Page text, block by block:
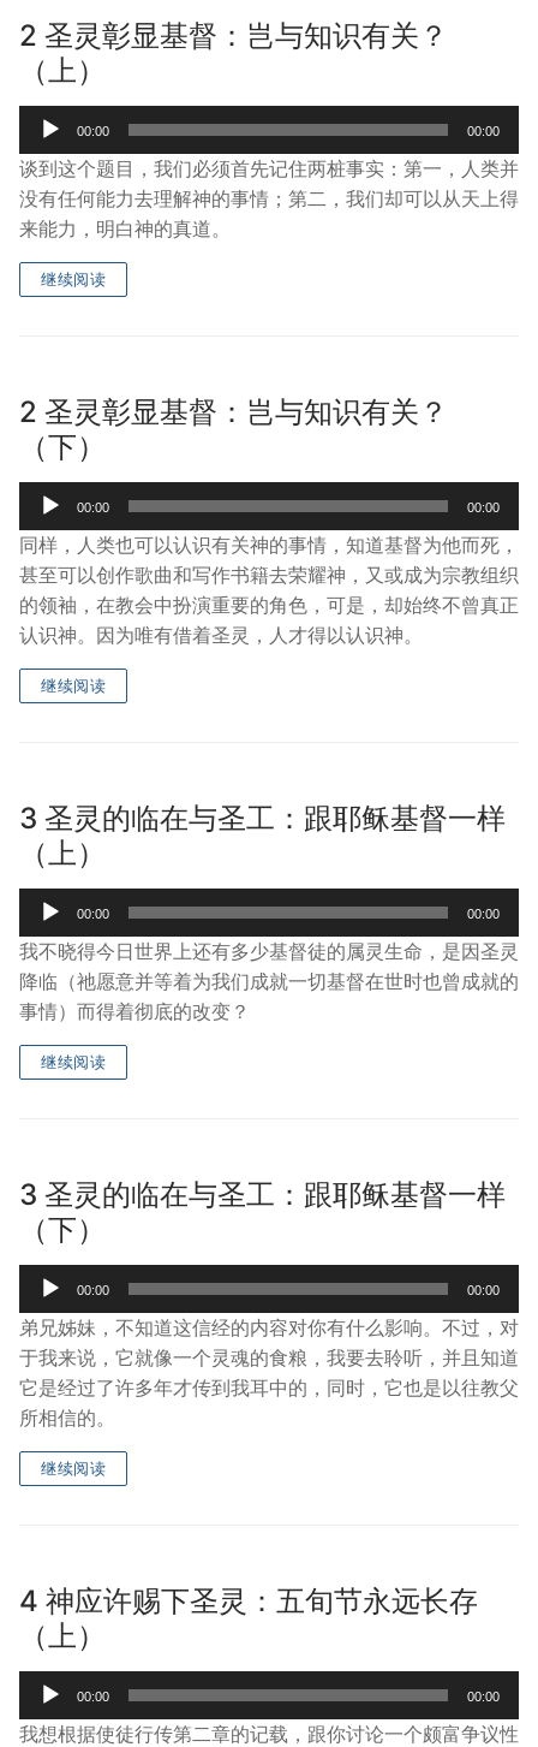
2 圣灵彰显基督：岂与知识有关？
（上）
Audio
Player
00:00 00:00
谈到这个题目，我们必须首先记住两桩事实：第一，人类并
没有任何能力去理解神的事情；第二，我们却可以从天上得
来能力，明白神的真道。
继续阅读
2 圣灵彰显基督：岂与知识有关？
（下）
Audio
Player
00:00 00:00
同样，人类也可以认识有关神的事情，知道基督为他而死，
甚至可以创作歌曲和写作书籍去荣耀神，又或成为宗教组织
的领袖，在教会中扮演重要的角色，可是，却始终不曾真正
认识神。因为唯有借着圣灵，人才得以认识神。
继续阅读
3 圣灵的临在与圣工：跟耶稣基督一样
（上）
Audio
Player
00:00 00:00
我不晓得今日世界上还有多少基督徒的属灵生命，是因圣灵
降临（祂愿意并等着为我们成就一切基督在世时也曾成就的
事情）而得着彻底的改变？
继续阅读
3 圣灵的临在与圣工：跟耶稣基督一样
（下）
Audio
Player
00:00 00:00
弟兄姊妹，不知道这信经的内容对你有什么影响。不过，对
于我来说，它就像一个灵魂的食粮，我要去聆听，并且知道
它是经过了许多年才传到我耳中的，同时，它也是以往教父
所相信的。
继续阅读
4 神应许赐下圣灵：五旬节永远长存
（上）
Audio
Player
00:00 00:00
我想根据使徒行传第二章的记载，跟你讨论一个颇富争议性